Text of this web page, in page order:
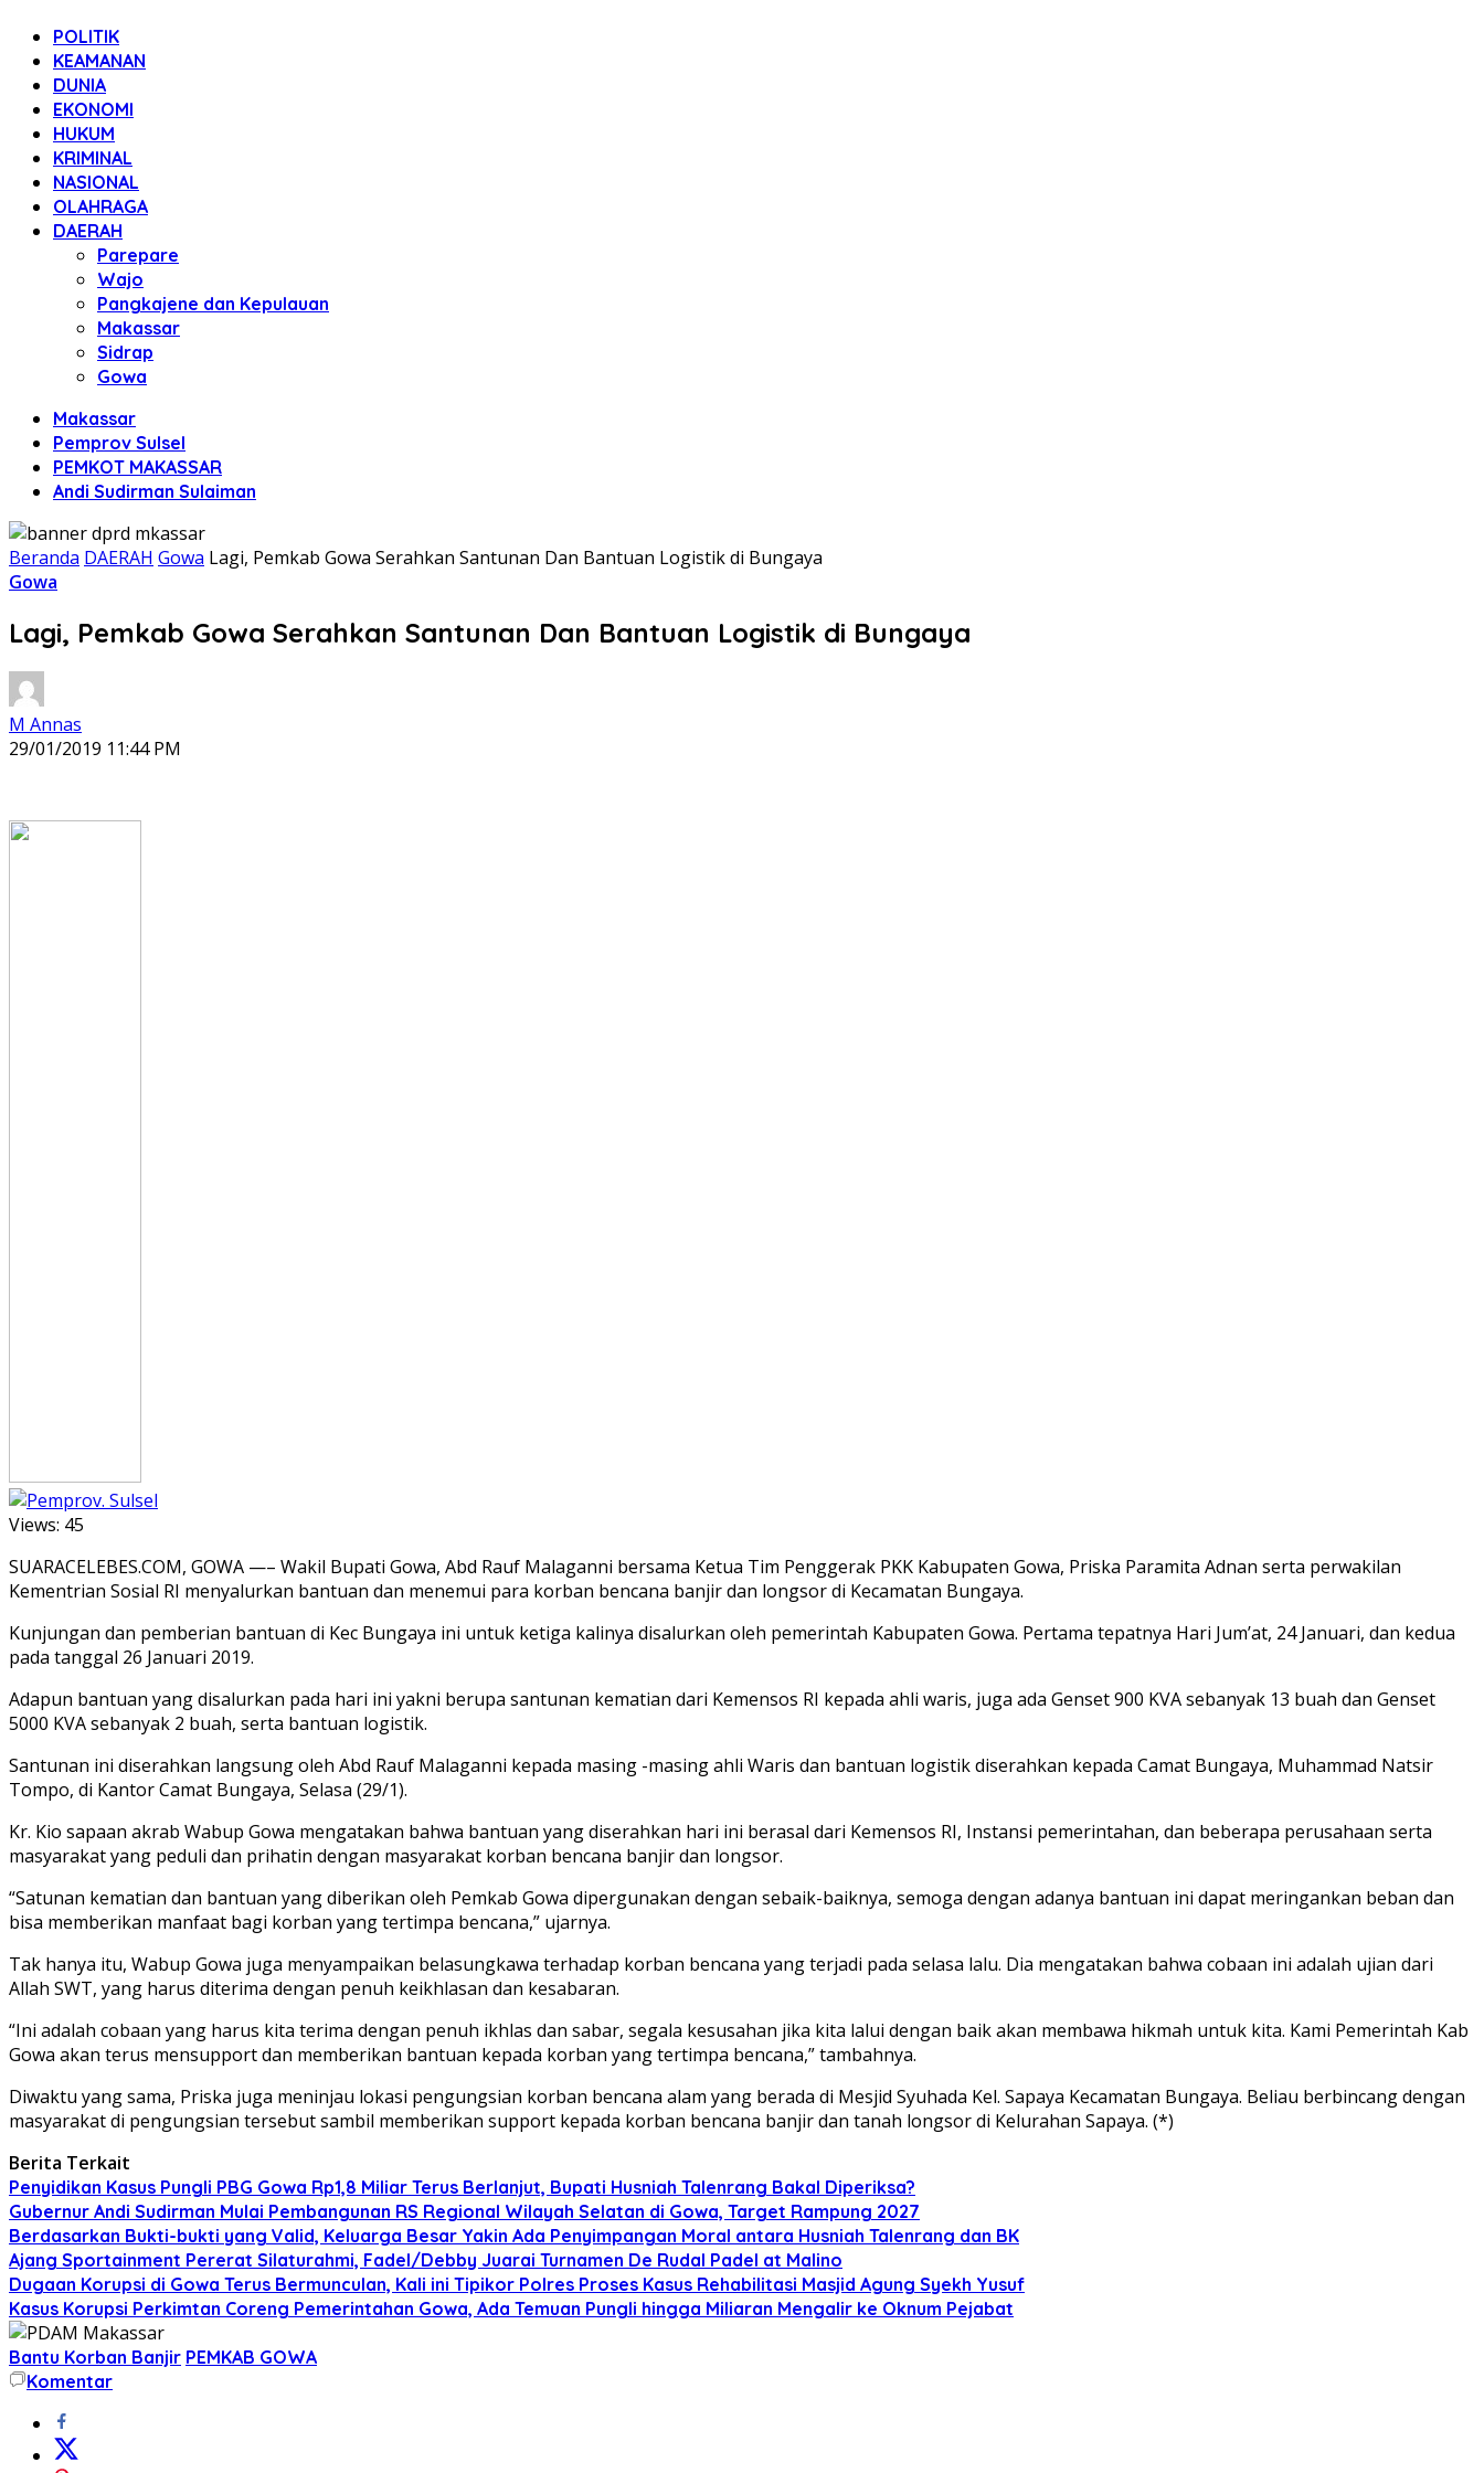
POLITIK
KEAMANAN
DUNIA
EKONOMI
HUKUM
KRIMINAL
NASIONAL
OLAHRAGA
DAERAH
Parepare
Wajo
Pangkajene dan Kepulauan
Makassar
Sidrap
Gowa
Makassar
Pemprov Sulsel
PEMKOT MAKASSAR
Andi Sudirman Sulaiman
Beranda DAERAH Gowa Lagi, Pemkab Gowa Serahkan Santunan Dan Bantuan Logistik di Bungaya
Gowa
Lagi, Pemkab Gowa Serahkan Santunan Dan Bantuan Logistik di Bungaya
M Annas
29/01/2019 11:44 PM
Views: 45
SUARACELEBES.COM, GOWA —– Wakil Bupati Gowa, Abd Rauf Malaganni bersama Ketua Tim Penggerak PKK Kabupaten Gowa, Priska Paramita Adnan serta perwakilan
Kementrian Sosial RI menyalurkan bantuan dan menemui para korban bencana banjir dan longsor di Kecamatan Bungaya.
Kunjungan dan pemberian bantuan di Kec Bungaya ini untuk ketiga kalinya disalurkan oleh pemerintah Kabupaten Gowa. Pertama tepatnya Hari Jum’at, 24 Januari, dan kedua
pada tanggal 26 Januari 2019.
Adapun bantuan yang disalurkan pada hari ini yakni berupa santunan kematian dari Kemensos RI kepada ahli waris, juga ada Genset 900 KVA sebanyak 13 buah dan Genset
5000 KVA sebanyak 2 buah, serta bantuan logistik.
Santunan ini diserahkan langsung oleh Abd Rauf Malaganni kepada masing -masing ahli Waris dan bantuan logistik diserahkan kepada Camat Bungaya, Muhammad Natsir
Tompo, di Kantor Camat Bungaya, Selasa (29/1).
Kr. Kio sapaan akrab Wabup Gowa mengatakan bahwa bantuan yang diserahkan hari ini berasal dari Kemensos RI, Instansi pemerintahan, dan beberapa perusahaan serta
masyarakat yang peduli dan prihatin dengan masyarakat korban bencana banjir dan longsor.
“Satunan kematian dan bantuan yang diberikan oleh Pemkab Gowa dipergunakan dengan sebaik-baiknya, semoga dengan adanya bantuan ini dapat meringankan beban dan
bisa memberikan manfaat bagi korban yang tertimpa bencana,” ujarnya.
Tak hanya itu, Wabup Gowa juga menyampaikan belasungkawa terhadap korban bencana yang terjadi pada selasa lalu. Dia mengatakan bahwa cobaan ini adalah ujian dari
Allah SWT, yang harus diterima dengan penuh keikhlasan dan kesabaran.
“Ini adalah cobaan yang harus kita terima dengan penuh ikhlas dan sabar, segala kesusahan jika kita lalui dengan baik akan membawa hikmah untuk kita. Kami Pemerintah Kab
Gowa akan terus mensupport dan memberikan bantuan kepada korban yang tertimpa bencana,” tambahnya.
Diwaktu yang sama, Priska juga meninjau lokasi pengungsian korban bencana alam yang berada di Mesjid Syuhada Kel. Sapaya Kecamatan Bungaya. Beliau berbincang dengan
masyarakat di pengungsian tersebut sambil memberikan support kepada korban bencana banjir dan tanah longsor di Kelurahan Sapaya. (*)
Berita Terkait
Penyidikan Kasus Pungli PBG Gowa Rp1,8 Miliar Terus Berlanjut, Bupati Husniah Talenrang Bakal Diperiksa?
Gubernur Andi Sudirman Mulai Pembangunan RS Regional Wilayah Selatan di Gowa, Target Rampung 2027
Berdasarkan Bukti-bukti yang Valid, Keluarga Besar Yakin Ada Penyimpangan Moral antara Husniah Talenrang dan BK
Ajang Sportainment Pererat Silaturahmi, Fadel/Debby Juarai Turnamen De Rudal Padel at Malino
Dugaan Korupsi di Gowa Terus Bermunculan, Kali ini Tipikor Polres Proses Kasus Rehabilitasi Masjid Agung Syekh Yusuf
Kasus Korupsi Perkimtan Coreng Pemerintahan Gowa, Ada Temuan Pungli hingga Miliaran Mengalir ke Oknum Pejabat
Bantu Korban Banjir PEMKAB GOWA
Komentar